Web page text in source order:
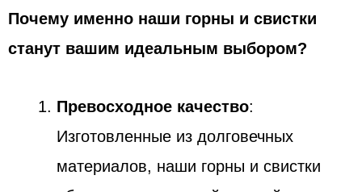
Почему именно наши горны и свистки
станут вашим идеальным выбором?
Превосходное качество:
Изготовленные из долговечных
материалов, наши горны и свистки